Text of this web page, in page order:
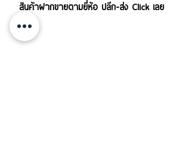
สินค้าฝากขายตามยี่ห้อ ปลีก-ส่ง Click เลย